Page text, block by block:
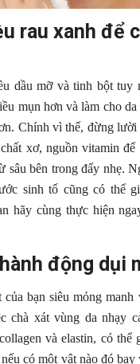
rau xanh để
dầu mỡ và tinh bột tuy
mụn hơn và làm cho da
Chính vì thế, đừng lười
xơ, nguồn vitamin để
sâu bên trong đấy nhẹ.
sinh tố cũng có thể
hãy cùng thực hiện
động dụi
bạn siêu mỏng manh
chà xát vùng da nhạy
và elastin, có thể
có một vật nào đó bay